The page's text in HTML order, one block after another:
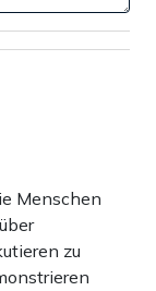
Menschen
zu